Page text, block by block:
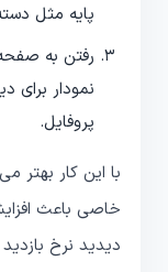
پایه مثل
نمودار برای
پروفایل.
با این کار بهتر
خاصی باعث
دیدید نرخ بازدید